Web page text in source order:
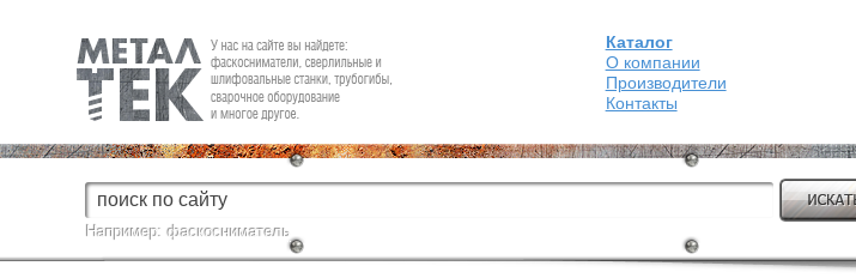
Fein — Профессиональный электроинструмент для обработки
металла.
Каталог
О компании
Производители
Контакты
Например:фаскосниматель